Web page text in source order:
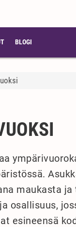
BLOGI
maukasta
osallisuus,
esineensä